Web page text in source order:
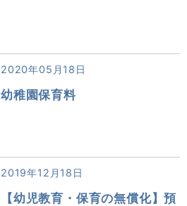
2020年05月18日
幼稚園保育料
2019年12月18日
【幼児教育・保育の無償化】預